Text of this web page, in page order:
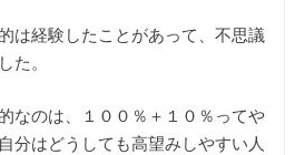
は経験したことがあって、不思議
た。
なのは、１００％＋１０％ってや
分はどうしても高望みしやすい人